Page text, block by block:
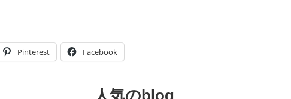
Pinterest Facebook
人気のblog